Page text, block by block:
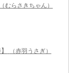
（むらさきちゃん）
（赤羽うさぎ）